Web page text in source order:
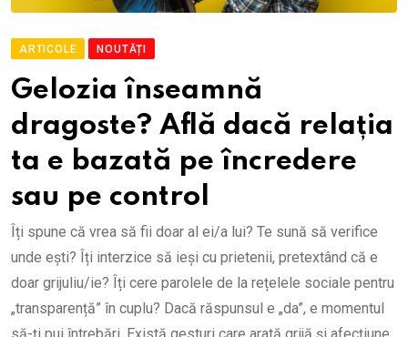
ARTICOLE NOUTĂȚI
Gelozia înseamnă
dragoste? Află dacă relația
ta e bazată pe încredere
sau pe control
Îți spune că vrea să fii doar al ei/a lui? Te sună să verifice
unde ești? Îți interzice să ieși cu prietenii, pretextând că e
doar grijuliu/ie? Îți cere parolele de la rețelele sociale pentru
„transparență” în cuplu? Dacă răspunsul e „da”, e momentul